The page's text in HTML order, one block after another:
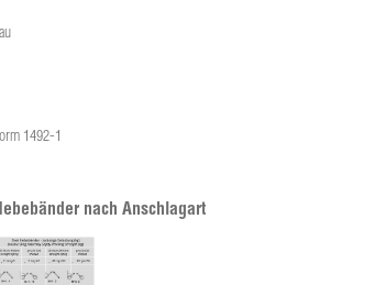
1492-1
nach Anschlagart